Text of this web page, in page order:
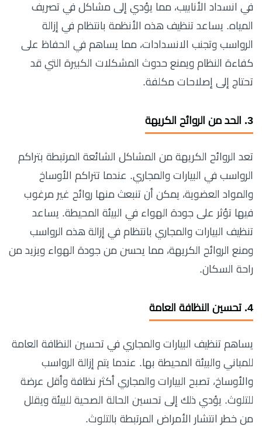
في انسداد الأنابيب، مما يؤدي إلى مشاكل في تصريف
المياه. يساعد تنظيف هذه الأنظمة بانتظام في إزالة
الرواسب وتجنب الانسدادات، مما يساهم في الحفاظ على
كفاءة النظام ويمنع حدوث المشكلات الكبيرة التي قد
تحتاج إلى إصلاحات مكلفة.
3. الحد من الروائح الكريهة
تعد الروائح الكريهة من المشاكل الشائعة المرتبطة بتراكم
الرواسب في البيارات والمجاري. عندما تتراكم الأوساخ
والمواد العضوية، يمكن أن تنبعث منها روائح غير مرغوب
فيها تؤثر على جودة الهواء في البيئة المحيطة. يساعد
تنظيف البيارات والمجاري بانتظام في إزالة هذه الرواسب
ومنع الروائح الكريهة، مما يحسن من جودة الهواء ويزيد من
راحة السكان.
4. تحسين النظافة العامة
يساهم تنظيف البيارات والمجاري في تحسين النظافة العامة
للمباني والبيئة المحيطة بها. عندما يتم إزالة الرواسب
والأوساخ، تصبح البيارات والمجاري أكثر نظافة وأقل عرضة
للتلوث. يؤدي ذلك إلى تحسين الحالة الصحية للبيئة ويقلل
من خطر انتشار الأمراض المرتبطة بالتلوث.